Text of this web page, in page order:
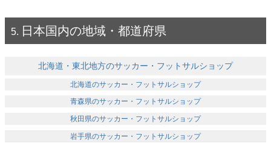
日本国内の地域・都道府県
北海道・東北地方のサッカー・フットサルショップ
北海道のサッカー・フットサルショップ
青森県のサッカー・フットサルショップ
秋田県のサッカー・フットサルショップ
岩手県のサッカー・フットサルショップ